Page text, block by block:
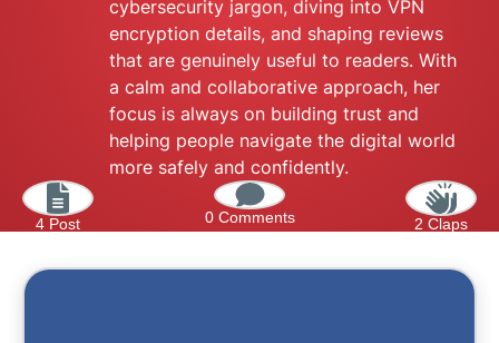
cybersecurity jargon, diving into VPN
encryption details, and shaping reviews
that are genuinely useful to readers. With
a calm and collaborative approach, her
focus is always on building trust and
helping people navigate the digital world
more safely and confidently.
4 Post 0 Comments 2 Claps